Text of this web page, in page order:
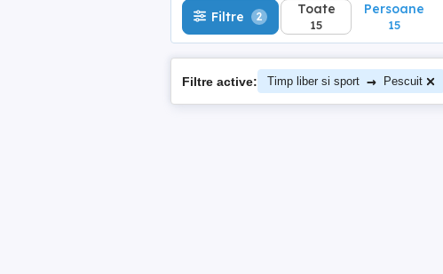
Filtre 2 Toate
15
Persoane
15
Filtre active: Timp liber si sport → Pescuit